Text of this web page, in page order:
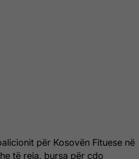
për Kosovën Fituese në
të reja, bursa për çdo